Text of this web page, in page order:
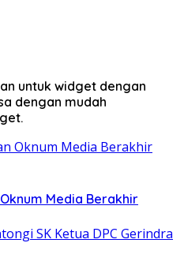
untuk widget dengan
dengan mudah
Media Berakhir